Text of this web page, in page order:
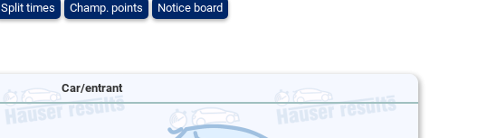
Split times Champ. points Notice board
Car/entrant